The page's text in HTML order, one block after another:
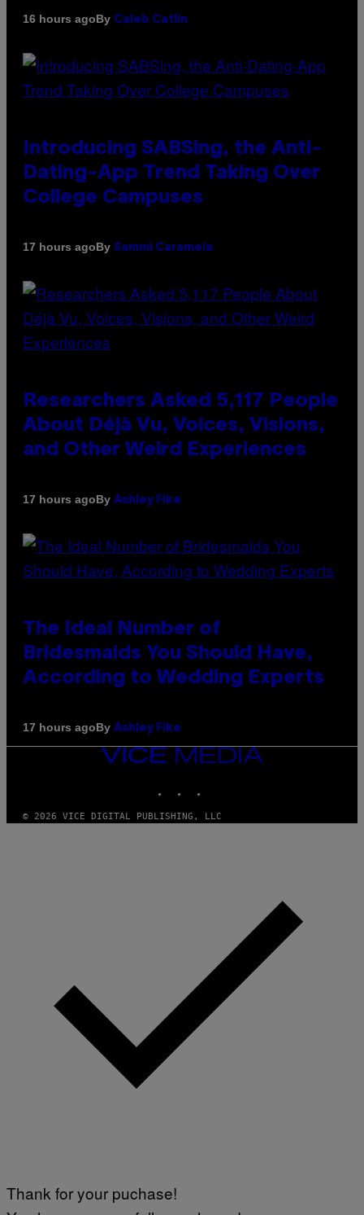
16 hours agoBy Caleb Catlin
Introducing SABSing, the Anti-
Dating-App Trend Taking Over
College Campuses
17 hours agoBy Sammi Caramela
Researchers Asked 5,117 People
About Déjà Vu, Voices, Visions,
and Other Weird Experiences
17 hours agoBy Ashley Fike
The Ideal Number of
Bridesmaids You Should Have,
According to Wedding Experts
17 hours agoBy Ashley Fike
VICE
MEDIA
© 2026 VICE DIGITAL PUBLISHING, LLC
Thank for your puchase!